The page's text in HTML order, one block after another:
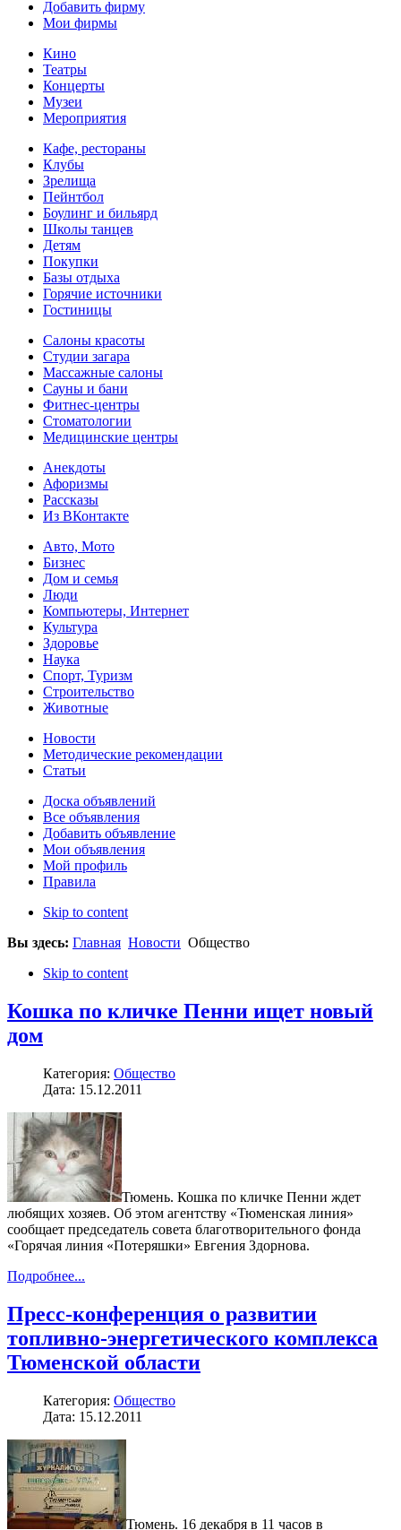
Добавить фирму
Мои фирмы
Кино
Театры
Концерты
Музеи
Мероприятия
Кафе, рестораны
Клубы
Зрелища
Пейнтбол
Боулинг и бильярд
Школы танцев
Детям
Покупки
Базы отдыха
Горячие источники
Гостиницы
Салоны красоты
Студии загара
Массажные салоны
Сауны и бани
Фитнес-центры
Стоматологии
Медицинские центры
Анекдоты
Афоризмы
Рассказы
Из ВКонтакте
Авто, Мото
Бизнес
Дом и семья
Люди
Компьютеры, Интернет
Культура
Здоровье
Наука
Спорт, Туризм
Строительство
Животные
Новости
Методические рекомендации
Статьи
Доска объявлений
Все объявления
Добавить объявление
Мои объявления
Мой профиль
Правила
Skip to content
Вы здесь: Главная Новости Общество
Skip to content
Кошка по кличке Пенни ищет новый
дом
Категория: Общество
Дата: 15.12.2011
Тюмень. Кошка по кличке Пенни ждет
любящих хозяев. Об этом агентству «Тюменская линия»
сообщает председатель совета благотворительного фонда
«Горячая линия «Потеряшки» Евгения Здорнова.
Подробнее...
Пресс-конференция о развитии
топливно-энергетического комплекса
Тюменской области
Категория: Общество
Дата: 15.12.2011
Тюмень. 16 декабря в 11 часов в